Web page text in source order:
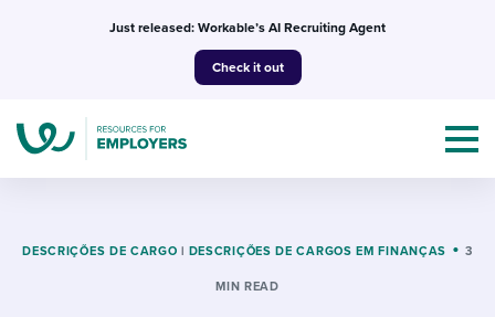
Just released: Workable’s AI Recruiting Agent
Check it out
DESCRIÇÕES DE CARGO | DESCRIÇÕES DE CARGOS EM FINANÇAS 3
MIN READ